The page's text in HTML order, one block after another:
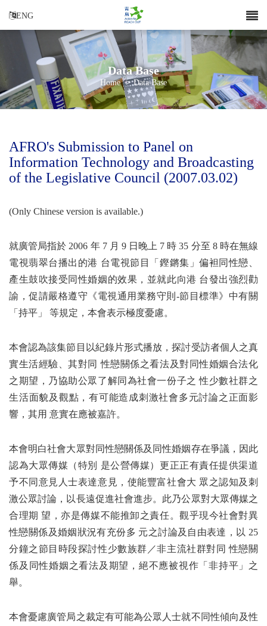
ENG
Data Base
Home > Data Base
AFRO's Submission to Panel on
Information Technology and Broadcasting
of the Legislative Council (2007.03.02)
(Only Chinese version is available.)
就廣管局指於 2006 年 7 月 9 日晚上 7 時 35 分至 8 時在無線
電視翡翠台播出的港 台電視節目「鏗鏘集」偏袒同性戀、
產生鼓吹接受同性婚姻的效果，並就此向港 台發出強烈勸
諭，促請嚴格遵守《電視通用業務守則-節目標準》中有關
「持平」 等規定，本會表示極度憂慮。
本會認為該集節目以紀錄片形式播放，探討受訪者個人之真
實生活經驗、其對同 性戀關係之看法及對同性婚姻合法化
之期望，乃協助公眾了解同為社會一份子之 性少數社群之
生活面貌及觀點，有可能造成刺激社會多元討論之正面影
響，其用 意實在應被嘉許。
本會明白社會大眾對同性戀關係及同性婚姻存在爭議，因此
認為大眾傳媒（特別 是公營傳媒）更正正有責任提供渠道
予不同意見人士表達意見，使能豐富社會大 眾之認知及刺
激公眾討論，以長遠促進社會進步。此乃公眾對大眾傳媒之
合理期 望，亦是傳媒不能推卸之責任。觀乎現今社會對異
性戀關係及婚姻狀況有充份多 元之討論及自由表達，以 25
分鐘之節目時段探討性少數族群／非主流社群對同 性戀關
係及同性婚姻之看法及期望，絕不應被視作「非持平」之
舉。
本會憂慮廣管局之裁定有可能為公眾人士就不同性傾向及性